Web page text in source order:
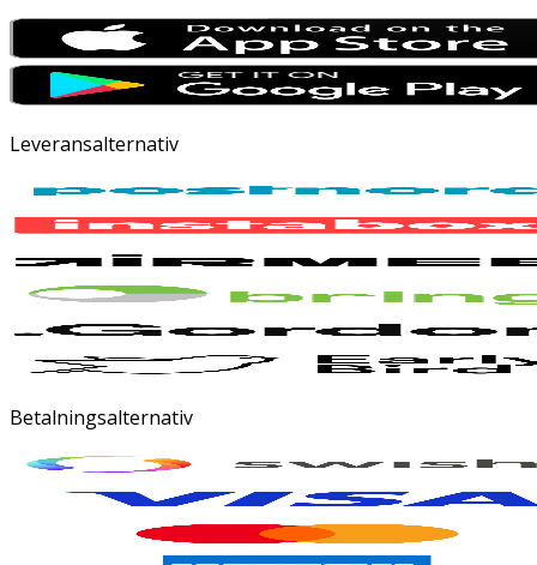
Leveransalternativ
Betalningsalternativ